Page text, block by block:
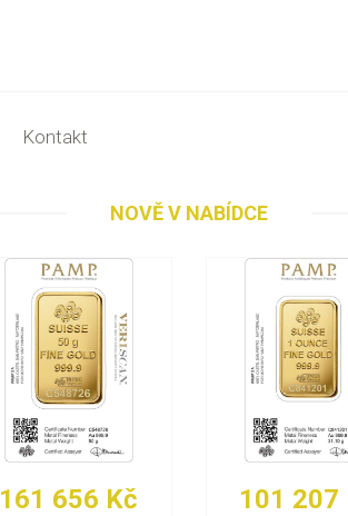
Kontakt
NOVĚ V NABÍDCE
161 656 Kč 101 207